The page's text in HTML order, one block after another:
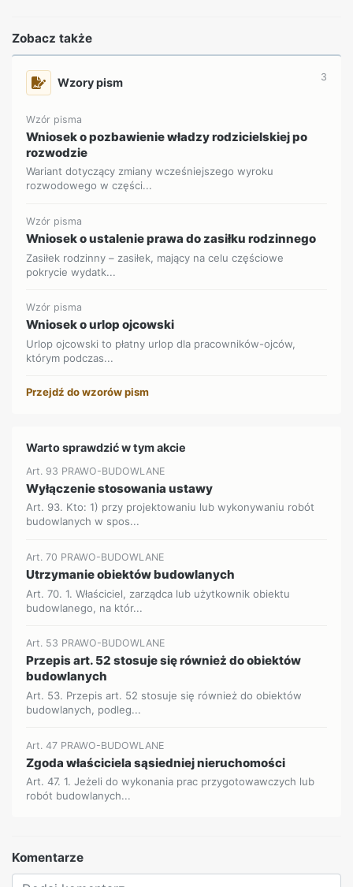
Zobacz także
Wzory pism 3
Wzór pisma
Wniosek o pozbawienie władzy rodzicielskiej po
rozwodzie
Wariant dotyczący zmiany wcześniejszego wyroku
rozwodowego w części...
Wzór pisma
Wniosek o ustalenie prawa do zasiłku rodzinnego
Zasiłek rodzinny – zasiłek, mający na celu częściowe
pokrycie wydatk...
Wzór pisma
Wniosek o urlop ojcowski
Urlop ojcowski to płatny urlop dla pracowników-ojców,
którym podczas...
Przejdź do wzorów pism
Warto sprawdzić w tym akcie
Art. 93 PRAWO-BUDOWLANE
Wyłączenie stosowania ustawy
Art. 93. Kto: 1) przy projektowaniu lub wykonywaniu robót
budowlanych w spos...
Art. 70 PRAWO-BUDOWLANE
Utrzymanie obiektów budowlanych
Art. 70. 1. Właściciel, zarządca lub użytkownik obiektu
budowlanego, na któr...
Art. 53 PRAWO-BUDOWLANE
Przepis art. 52 stosuje się również do obiektów
budowlanych
Art. 53. Przepis art. 52 stosuje się również do obiektów
budowlanych, podleg...
Art. 47 PRAWO-BUDOWLANE
Zgoda właściciela sąsiedniej nieruchomości
Art. 47. 1. Jeżeli do wykonania prac przygotowawczych lub
robót budowlanych...
Komentarze